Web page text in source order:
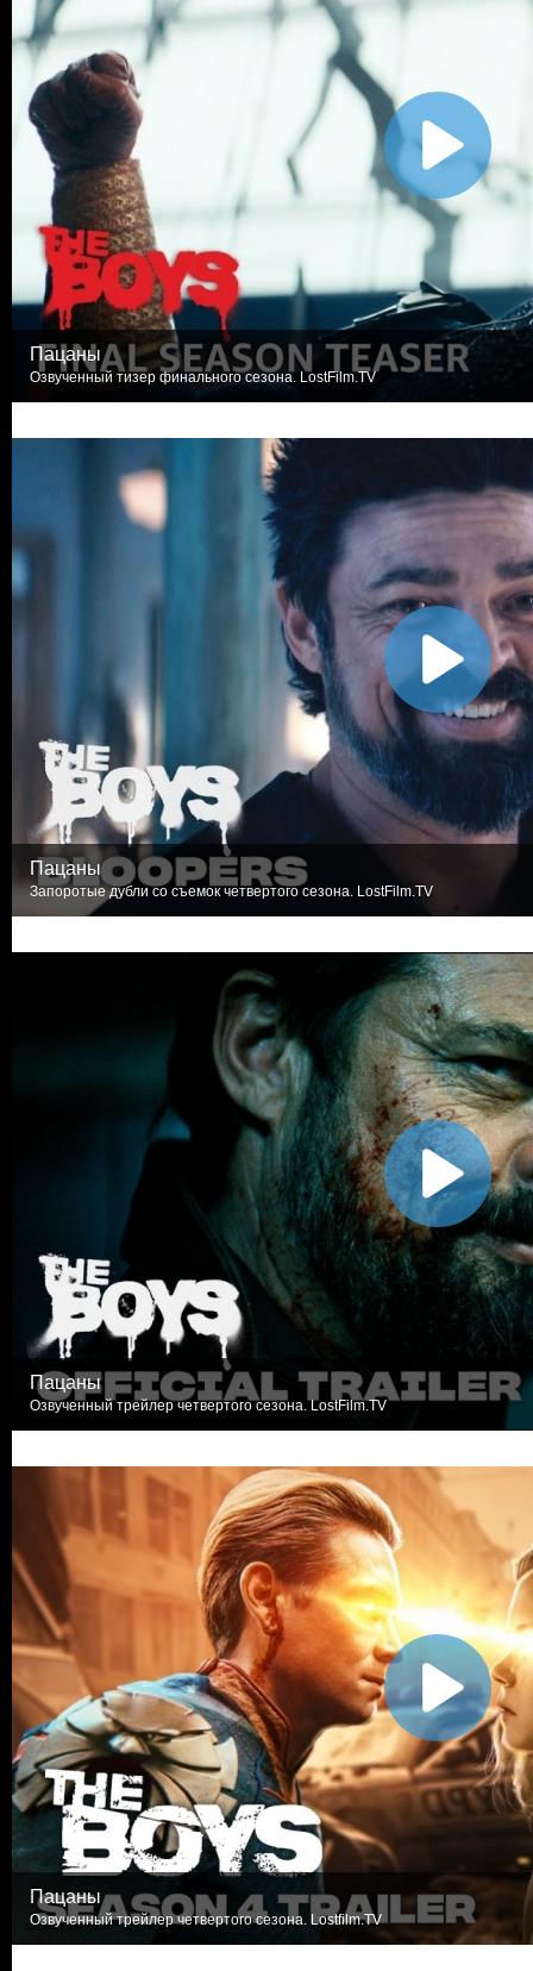
Пацаны
Озвученный тизер финального сезона. LostFilm.TV
Пацаны
Запоротые дубли со съемок четвертого сезона. LostFilm.TV
Пацаны
Озвученный трейлер четвертого сезона. LostFilm.TV
Пацаны
Озвученный трейлер четвертого сезона. Lostfilm.TV